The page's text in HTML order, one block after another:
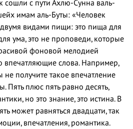
сошли с пути Ахлю-Сунна валь-
имам аль-Буты: «Человек
видами пищи: это пища для
ума, это не проповеди, которые
фоновой мелодией
впечатляющие слова. Например,
не получите такое впечатление
Пять плюс пять равно десять,
но это знание, это истина. В
может равняться двадцати, так
впечатления, романтика.